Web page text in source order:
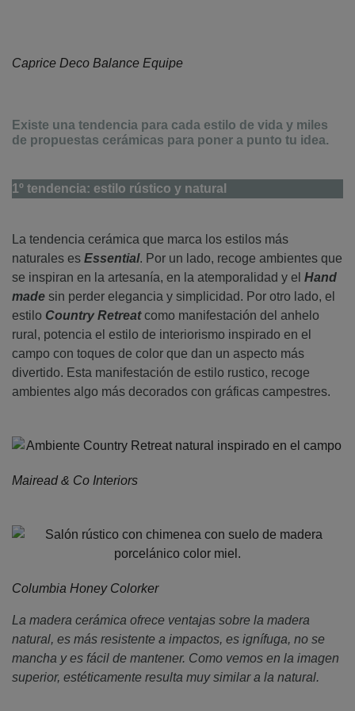
Caprice Deco Balance Equipe
Existe una tendencia para cada estilo de vida y miles
de propuestas cerámicas para poner a punto tu idea.
1º tendencia: estilo rústico y natural
La tendencia cerámica que marca los estilos más
naturales es Essential. Por un lado, recoge ambientes que
se inspiran en la artesanía, en la atemporalidad y el Hand
made sin perder elegancia y simplicidad. Por otro lado, el
estilo Country Retreatcomo manifestación del anhelo
rural, potencia el estilo de interiorismo inspirado en el
campo con toques de color que dan un aspecto más
divertido. Esta manifestación de estilo rustico, recoge
ambientes algo más decorados con gráficas campestres.
Mairead & Co Interiors
Columbia Honey Colorker
La madera cerámica ofrece ventajas sobre la madera
natural, es más resistente a impactos, es ignífuga, no se
mancha y es fácil de mantener. Como vemos en la imagen
superior, estéticamente resulta muy similar a la natural.